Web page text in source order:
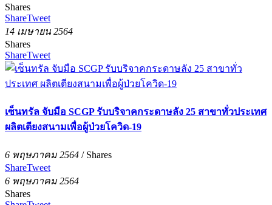
Shares
ShareTweet
14 เมษายน 2564
Shares
ShareTweet
เซ็นทรัล จับมือ SCGP รับบริจาคกระดาษลัง 25 สาขาทั่วประเทศ
ผลิตเตียงสนามเพื่อผู้ป่วยโควิด-19
6 พฤษภาคม 2564 / Shares
ShareTweet
6 พฤษภาคม 2564
Shares